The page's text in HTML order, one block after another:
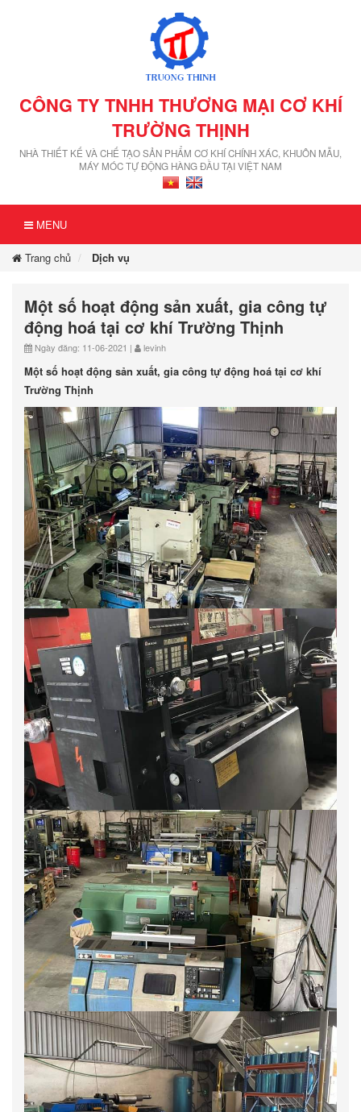
CÔNG TY TNHH THƯƠNG MẠI CƠ KHÍ
TRƯỜNG THỊNH
NHÀ THIẾT KẾ VÀ CHẾ TẠO SẢN PHẨM CƠ KHÍ CHÍNH XÁC, KHUÔN MẪU,
MÁY MÓC TỰ ĐỘNG HÀNG ĐẦU TẠI VIỆT NAM
MENU
Trang chủ Dịch vụ
Một số hoạt động sản xuất, gia công tự
động hoá tại cơ khí Trường Thịnh
Ngày đăng: 11-06-2021 | levinh
Một số hoạt động sản xuất, gia công tự động hoá tại cơ khí
Trường Thịnh